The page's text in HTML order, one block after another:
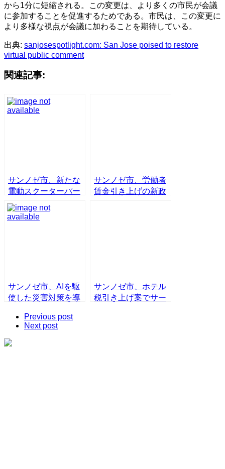
から1分に短縮される。この変更は、より多くの市民が会議
に参加することを促進するためである。市民は、この変更に
より多様な視点が会議に加わることを期待している。
出典: sanjosespotlight.com: San Jose poised to restore
virtual public comment
関連記事:
サンノゼ市、新たな
電動スクーターパー
トナーを模索中
サンノゼ市、労働者
賃金引き上げの新政
サンノゼ市、AIを駆
使した災害対策を導
サンノゼ市、ホテル
税引き上げ案でサー
Previous post
Next post